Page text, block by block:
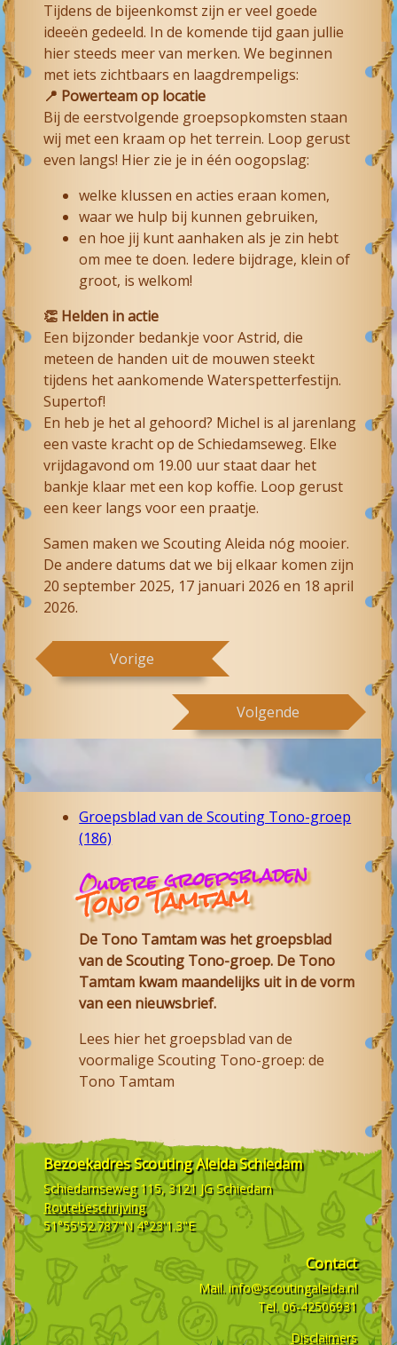
Tijdens de bijeenkomst zijn er veel goede
ideeën gedeeld. In de komende tijd gaan jullie
hier steeds meer van merken. We beginnen
met iets zichtbaars en laagdrempeligs:
📍 Powerteam op locatie
Bij de eerstvolgende groepsopkomsten staan
wij met een kraam op het terrein. Loop gerust
even langs! Hier zie je in één oogopslag:
welke klussen en acties eraan komen,
waar we hulp bij kunnen gebruiken,
en hoe jij kunt aanhaken als je zin hebt
om mee te doen. Iedere bijdrage, klein of
groot, is welkom!
👏 Helden in actie
Een bijzonder bedankje voor Astrid, die
meteen de handen uit de mouwen steekt
tijdens het aankomende Waterspetterfestijn.
Supertof!
En heb je het al gehoord? Michel is al jarenlang
een vaste kracht op de Schiedamseweg. Elke
vrijdagavond om 19.00 uur staat daar het
bankje klaar met een kop koffie. Loop gerust
een keer langs voor een praatje.
Samen maken we Scouting Aleida nóg mooier.
De andere datums dat we bij elkaar komen zijn
20 september 2025, 17 januari 2026 en 18 april
2026.
Vorige
Volgende
Groepsblad van de Scouting Tono-groep
(186)
Oudere groepsbladen
Tono Tamtam
De Tono Tamtam was het groepsblad
van de Scouting Tono-groep. De Tono
Tamtam kwam maandelijks uit in de vorm
van een nieuwsbrief.
Lees hier het groepsblad van de
voormalige Scouting Tono-groep: de
Tono Tamtam
BezoekadresScouting Aleida Schiedam
Schiedamseweg 115, 3121 JG Schiedam
Routebeschrijving
51°55'52.787"N 4°23'1.3"E
Contact
Mail. info@scoutingaleida.nl
Tel. 06-42506931
Disclaimers